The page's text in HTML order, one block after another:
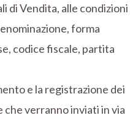
di Vendita, alle condizioni
forma
codice fiscale, partita
e la registrazione dei
verranno inviati in via